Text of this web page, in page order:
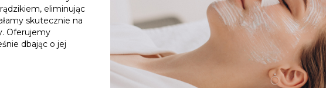
eliminując
skutecznie na
Oferujemy
dbając o jej